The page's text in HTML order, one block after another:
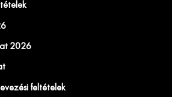
2026
feltételek